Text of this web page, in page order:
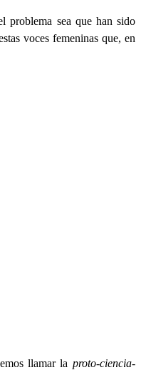
problema sea que han sido
voces femeninas que, en
llamar la proto-ciencia-